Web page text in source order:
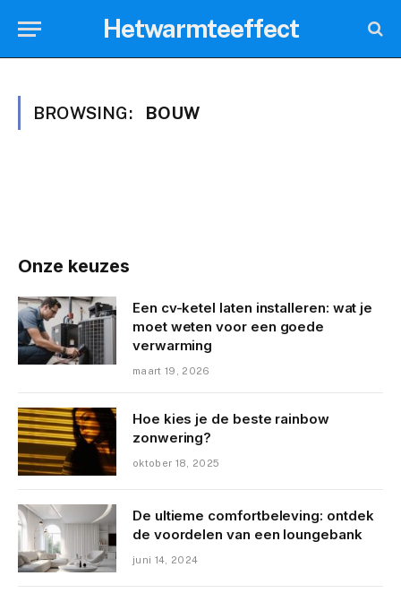
Hetwarmteeffect
BROWSING: BOUW
Onze keuzes
Een cv-ketel laten installeren: wat je
moet weten voor een goede
verwarming
maart 19, 2026
Hoe kies je de beste rainbow
zonwering?
oktober 18, 2025
De ultieme comfortbeleving: ontdek
de voordelen van een loungebank
juni 14, 2024